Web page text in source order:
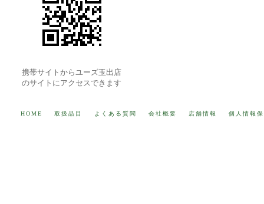
携帯サイトからユーズ玉出店
のサイトにアクセスできます
HOME 取扱品目 よくある質問 会社概要 店舗情報 個人情報